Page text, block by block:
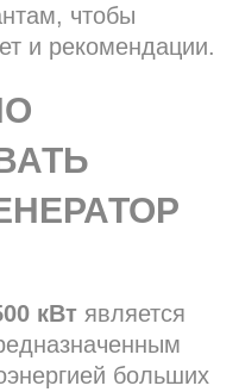
чтобы
и рекомендации.
кВт является
больших